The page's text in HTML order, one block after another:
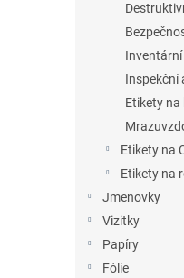
Inspekční
Etikety na
Etikety na
Etikety na
Jmenovky
Vizitky
Papíry
Fólie